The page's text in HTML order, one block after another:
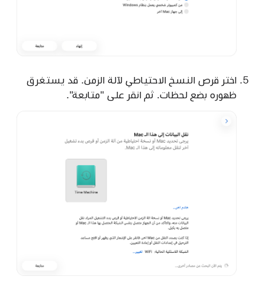
اختر قرص النسخ الاحتياطي لآلة الزمن. قد يستغرق
ظهوره بضع لحظات. ثم انقر على "متابعة".